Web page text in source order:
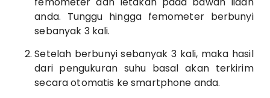
anda. Tunggu hingga femometer berbunyi
sebanyak 3 kali.
Setelah berbunyi sebanyak 3 kali, maka hasil
dari pengukuran suhu basal akan terkirim
secara otomatis ke smartphone anda.